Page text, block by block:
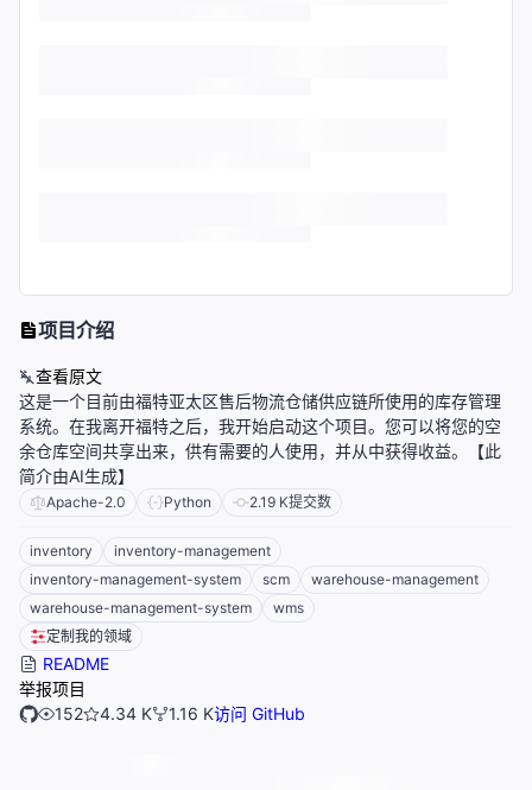
项目介绍
查看原文
这是一个目前由福特亚太区售后物流仓储供应链所使用的库存管理
系统。在我离开福特之后，我开始启动这个项目。您可以将您的空
余仓库空间共享出来，供有需要的人使用，并从中获得收益。【此
简介由AI生成】
Apache-2.0 Python 2.19 K提交数
inventory
inventory-management
inventory-management-system
scm
warehouse-management
warehouse-management-system
wms
定制我的领域
README
举报项目
152
4.34 K 1.16 K访问 GitHub